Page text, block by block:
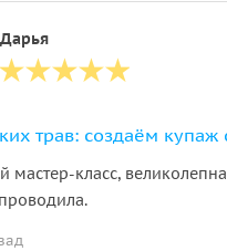
Дарья
трав: создаём купаж
мастер-класс,